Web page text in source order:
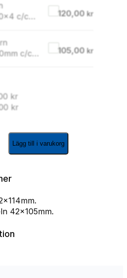
c/c
120,00 kr
c/c
105,00 kr
kr
kr
Lägg till i varukorg
42x105mm.